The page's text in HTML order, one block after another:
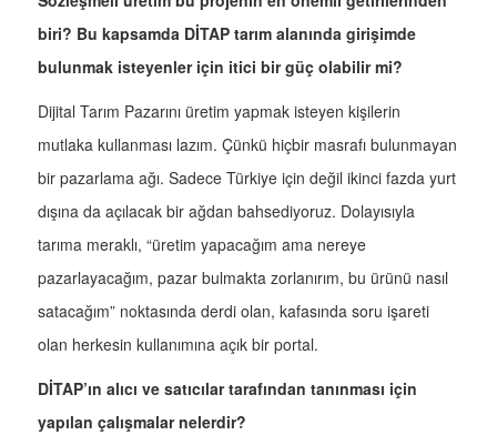
biri? Bu kapsamda DİTAP tarım alanında girişimde
bulunmak isteyenler için itici bir güç olabilir mi?
Dijital Tarım Pazarını üretim yapmak isteyen kişilerin
mutlaka kullanması lazım. Çünkü hiçbir masrafı bulunmayan
bir pazarlama ağı. Sadece Türkiye için değil ikinci fazda yurt
dışına da açılacak bir ağdan bahsediyoruz. Dolayısıyla
tarıma meraklı, “üretim yapacağım ama nereye
pazarlayacağım, pazar bulmakta zorlanırım, bu ürünü nasıl
satacağım” noktasında derdi olan, kafasında soru işareti
olan herkesin kullanımına açık bir portal.
DİTAP’ın alıcı ve satıcılar tarafından tanınması için
yapılan çalışmalar nelerdir?